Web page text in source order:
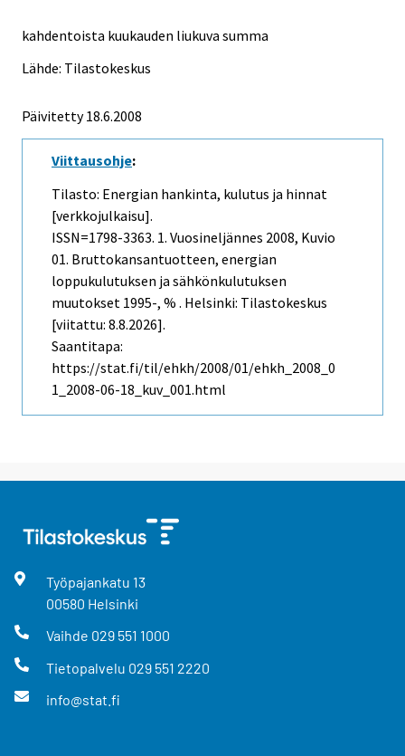
kahdentoista kuukauden liukuva summa
Lähde: Tilastokeskus
Päivitetty18.6.2008
Viittausohje:
Tilasto: Energian hankinta, kulutus ja hinnat
[verkkojulkaisu].
ISSN=1798-3363. 1. Vuosineljännes 2008, Kuvio
01. Bruttokansantuotteen, energian
loppukulutuksen ja sähkönkulutuksen
muutokset 1995-, % . Helsinki: Tilastokeskus
[viitattu: 8.8.2026].
Saantitapa:
https://stat.fi/til/ehkh/2008/01/ehkh_2008_0
1_2008-06-18_kuv_001.html
Työpajankatu 13
00580 Helsinki
Vaihde 029 551 1000
Tietopalvelu 029 551 2220
info@stat.fi